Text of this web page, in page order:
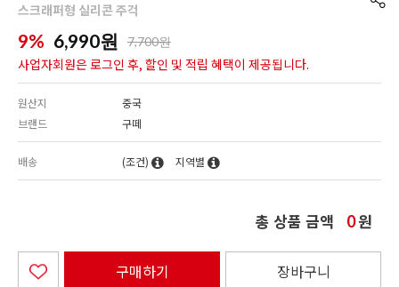
스크래퍼형 실리콘 주걱
9% 6,990원 7,700원
사업자회원은 로그인 후, 할인 및 적립 혜택이 제공됩니다.
원산지
중국
브랜드
구떼
배송 (조건) 지역별
총 상품 금액 0원
구매하기 장바구니